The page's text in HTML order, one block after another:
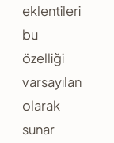
eklentileri
bu
özelliği
varsayılan
olarak
sunar